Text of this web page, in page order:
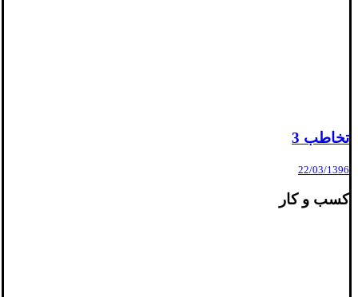
تخاطب 3
22/03/1396
کسب و کار